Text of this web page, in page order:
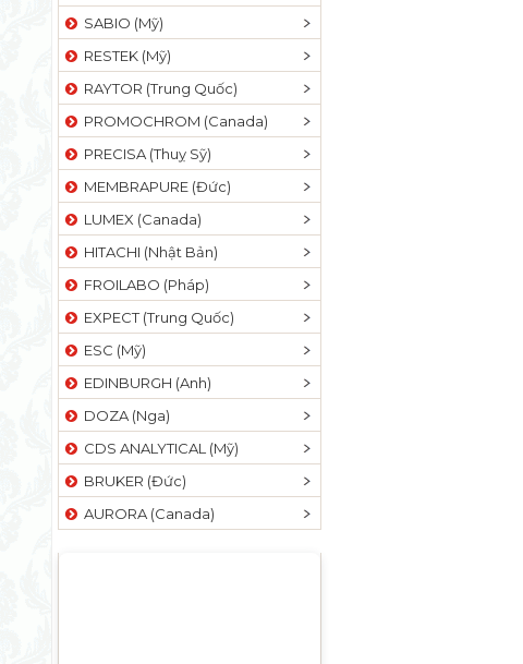
SABIO (Mỹ)
RESTEK (Mỹ)
RAYTOR (Trung Quốc)
PROMOCHROM (Canada)
PRECISA (Thuỵ Sỹ)
MEMBRAPURE (Đức)
LUMEX (Canada)
HITACHI (Nhật Bản)
FROILABO (Pháp)
EXPECT (Trung Quốc)
ESC (Mỹ)
EDINBURGH (Anh)
DOZA (Nga)
CDS ANALYTICAL (Mỹ)
BRUKER (Đức)
AURORA (Canada)